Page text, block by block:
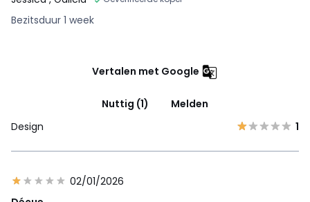
Bezitsduur 1 week
Vertalen met Google
Nuttig (1)
Melden
Design
1
02/01/2026